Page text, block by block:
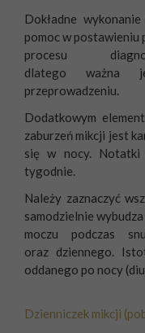
Dokładne
pomoc w postawieniu
procesu
dlatego ważna
przeprowadzeniu.
Dodatkowym
zaburzeń mikcji jest
się w nocy. Notatki
tygodnie.
Należy zaznaczyć
samodzielnie
moczu podczas
oraz dziennego.
oddanego po nocy
Dzienniczek mikcji